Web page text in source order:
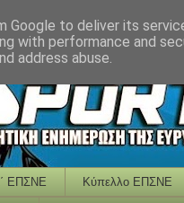
ΕΠΣΝΕ Κύπελλο ΕΠΣΝΕ
Google to deliver its
with performance and
address abuse.